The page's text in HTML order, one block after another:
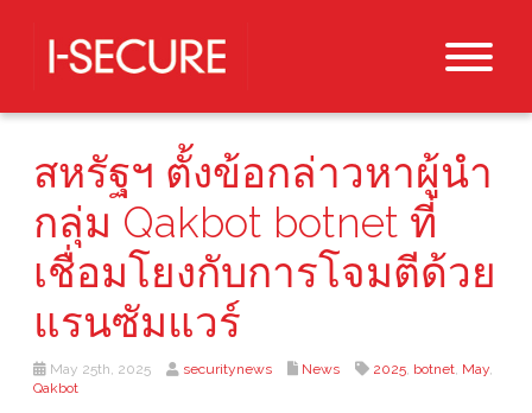
สหรัฐฯ ตั้งข้อกล่าวหาผู้นำ
กลุ่ม Qakbot botnet ที่
เชื่อมโยงกับการโจมตีด้วย
แรนซัมแวร์
May 25th, 2025 securitynews News 2025, botnet, May,
Qakbot